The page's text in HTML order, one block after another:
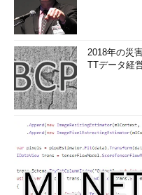
2018年の災
TTデータ経